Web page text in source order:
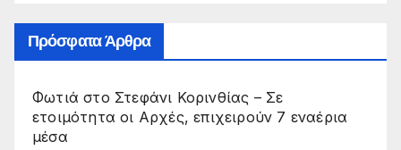
Πρόσφατα Άρθρα
Φωτιά στο Στεφάνι Κορινθίας – Σε
ετοιμότητα οι Αρχές, επιχειρούν 7 εναέρια
μέσα